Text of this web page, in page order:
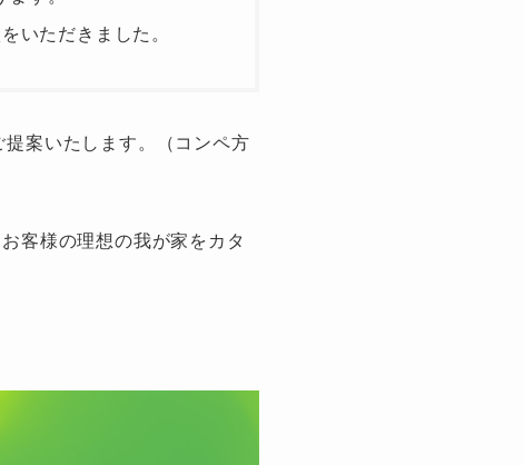
いただきました。
案いたします。（コンペ方
客様の理想の我が家をカタ